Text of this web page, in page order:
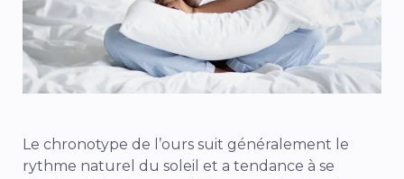
Le chronotype de l’ours suit généralement le
rythme naturel du soleil et a tendance à se